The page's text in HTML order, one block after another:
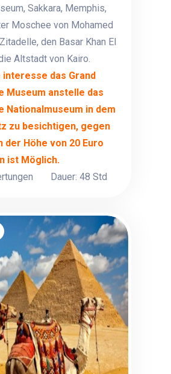
Sakkara, Memphis,
Moschee von Mohamed
den Basar Khan El
Altstadt von Kairo.
interesse das Grand
Museum anstelle das
Nationalmuseum in dem
zu besichtigen, gegen
der Höhe von 20 Euro
ist Möglich.
Dauer: 48 Std